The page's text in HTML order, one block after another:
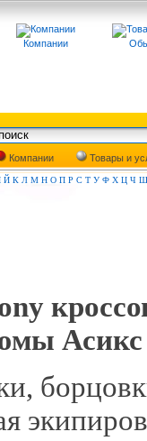
Компании
Компании
Товары и
Й К Л М Н О П Р С Т У Ф Х Ц Ч Ш